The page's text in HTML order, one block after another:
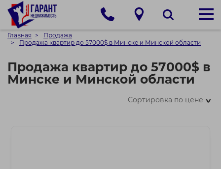
Главная
Продажа
Продажа квартир до 57000$ в Минске и Минской области
Продажа квартир до 57000$ в
Минске и Минской области
Сортировка по цене>